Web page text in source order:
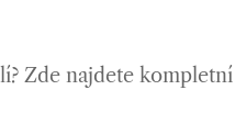
Zde najdete